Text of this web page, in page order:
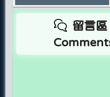
留言